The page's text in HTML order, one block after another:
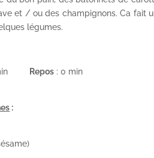
et / ou des champignons. Ca fait
légumes.
Repos : 0 min
: